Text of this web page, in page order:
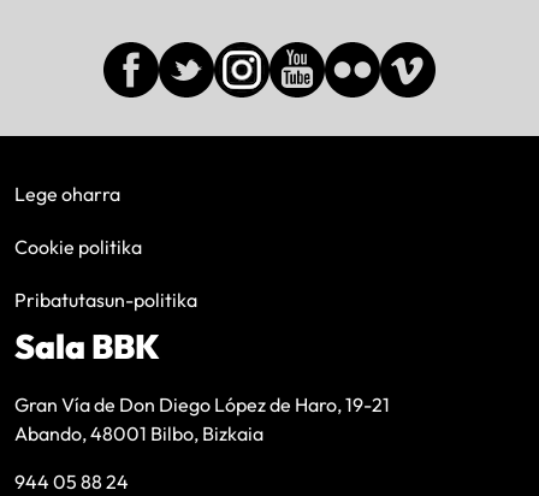
Lege oharra
Cookie politika
Pribatutasun-politika
Sala BBK
Gran Vía de Don Diego López de Haro, 19-21
Abando, 48001 Bilbo, Bizkaia
944 05 88 24